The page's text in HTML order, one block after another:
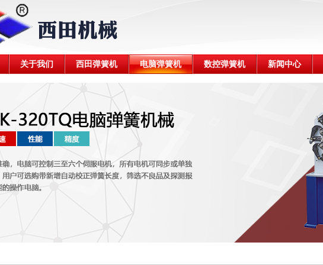
关于我们 西田弹簧机 电脑弹簧机 数控弹簧机 新闻中心